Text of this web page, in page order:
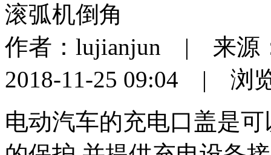
滚弧机倒角
作者：lujianjun | 来源
2018-11-25 09:04 | 浏
电动汽车的充电口盖是